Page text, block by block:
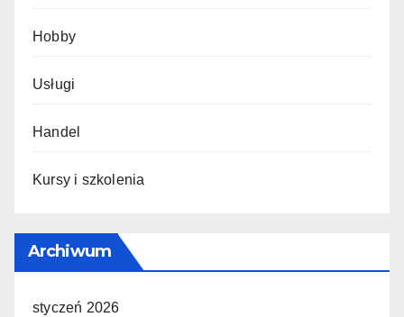
Hobby
Usługi
Handel
Kursy i szkolenia
Archiwum
styczeń 2026